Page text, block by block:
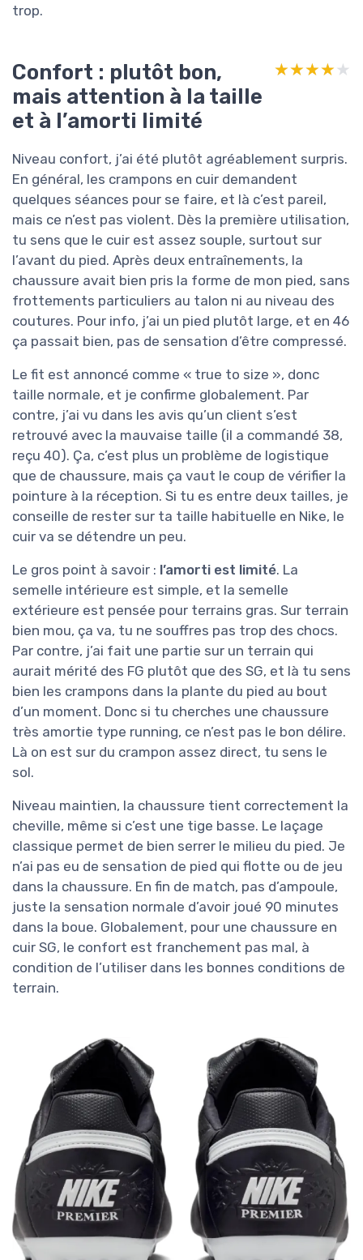
trop.
Confort : plutôt bon,
mais attention à la taille
et à l’amorti limité
★★★★★
★★★★★
Niveau confort, j’ai été plutôt agréablement surpris.
En général, les crampons en cuir demandent
quelques séances pour se faire, et là c’est pareil,
mais ce n’est pas violent. Dès la première utilisation,
tu sens que le cuir est assez souple, surtout sur
l’avant du pied. Après deux entraînements, la
chaussure avait bien pris la forme de mon pied, sans
frottements particuliers au talon ni au niveau des
coutures. Pour info, j’ai un pied plutôt large, et en 46
ça passait bien, pas de sensation d’être compressé.
Le fit est annoncé comme « true to size », donc
taille normale, et je confirme globalement. Par
contre, j’ai vu dans les avis qu’un client s’est
retrouvé avec la mauvaise taille (il a commandé 38,
reçu 40). Ça, c’est plus un problème de logistique
que de chaussure, mais ça vaut le coup de vérifier la
pointure à la réception. Si tu es entre deux tailles, je
conseille de rester sur ta taille habituelle en Nike, le
cuir va se détendre un peu.
Le gros point à savoir : l’amorti est limité. La
semelle intérieure est simple, et la semelle
extérieure est pensée pour terrains gras. Sur terrain
bien mou, ça va, tu ne souffres pas trop des chocs.
Par contre, j’ai fait une partie sur un terrain qui
aurait mérité des FG plutôt que des SG, et là tu sens
bien les crampons dans la plante du pied au bout
d’un moment. Donc si tu cherches une chaussure
très amortie type running, ce n’est pas le bon délire.
Là on est sur du crampon assez direct, tu sens le
sol.
Niveau maintien, la chaussure tient correctement la
cheville, même si c’est une tige basse. Le laçage
classique permet de bien serrer le milieu du pied. Je
n’ai pas eu de sensation de pied qui flotte ou de jeu
dans la chaussure. En fin de match, pas d’ampoule,
juste la sensation normale d’avoir joué 90 minutes
dans la boue. Globalement, pour une chaussure en
cuir SG, le confort est franchement pas mal, à
condition de l’utiliser dans les bonnes conditions de
terrain.